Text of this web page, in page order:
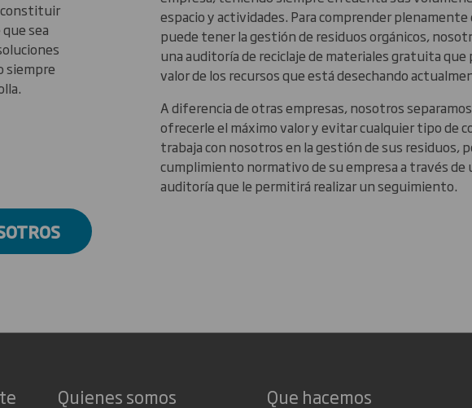
constituir
sea
siempre
espacio y actividades. Para comprender
puede tener la gestión de residuos orgánicos,
una auditoría de reciclaje de materiales gratuita que
valor de los recursos que está desechando
A diferencia de otras empresas, nosotros
ofrecerle el máximo valor y evitar cualquier tipo de
trabaja con nosotros en la gestión de sus residuos,
cumplimiento normativo de su empresa a través de
auditoría que le permitirá realizar un seguimiento.
Quienes somos Que hacemos